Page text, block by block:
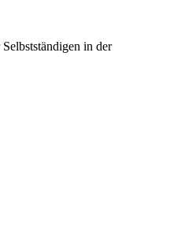
in der